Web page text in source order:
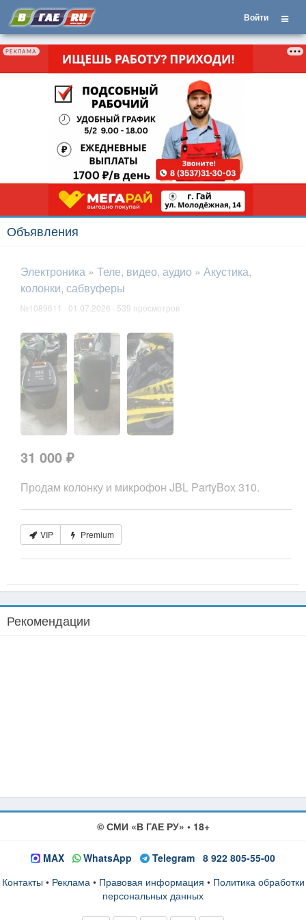
Войти
РЕКЛАМА
Объявления
Электроника » Теле, видео, аудио » Акустика,
колонки, сабвуферы
№1089611 · 01.07.2026 · 539 просмотров
31 000 ₽
Продам колонку и микрофон JBL PartyBox 310.
VIP Premium
Рекомендации
© СМИ «В ГАЕ РУ» • 18+
MAX WhatsApp Telegram 8 922 805-55-00
Контакты • Реклама• Правовая информация • Политика обработки
персональных данных